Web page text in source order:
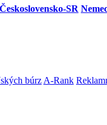
Československo-SR
búrz A-Rank